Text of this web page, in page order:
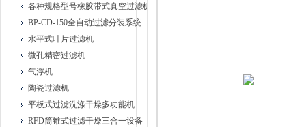
各种规格型号橡胶带式真空过滤机
BP-CD-150全自动过滤分装系统
水平式叶片过滤机
微孔精密过滤机
气浮机
陶瓷过滤机
平板式过滤洗涤干燥多功能机
RFD筒锥式过滤干燥三合一设备